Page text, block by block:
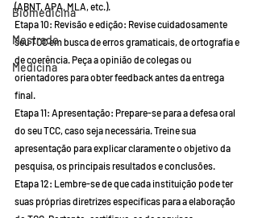
Biomedicina
Mestrado
Medicina
(ABNT, APA, MLA, etc.).
Etapa 10: Revisão e edição: Revise cuidadosamente
seu TCC em busca de erros gramaticais, de ortografia e
de coerência. Peça a opinião de colegas ou
orientadores para obter feedback antes da entrega
final.
Etapa 11: Apresentação: Prepare-se para a defesa oral
do seu TCC, caso seja necessária. Treine sua
apresentação para explicar claramente o objetivo da
pesquisa, os principais resultados e conclusões.
Etapa 12: Lembre-se de que cada instituição pode ter
suas próprias diretrizes específicas para a elaboração